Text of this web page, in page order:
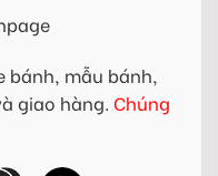
bánh, mẫu bánh,
giao hàng. Chúng